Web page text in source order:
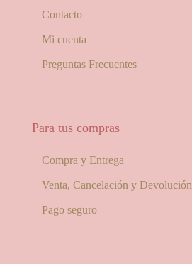
Contacto
Mi cuenta
Preguntas Frecuentes
Para tus compras
Compra y Entrega
Venta, Cancelación y Devolución
Pago seguro